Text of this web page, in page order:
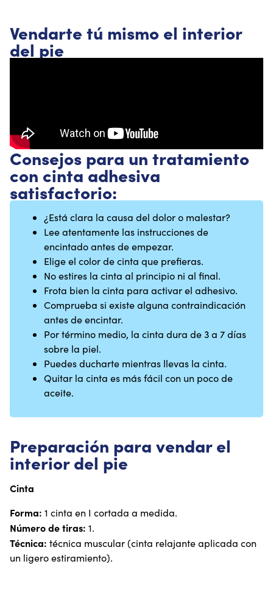
Vendarte tú mismo el interior
del pie
Consejos para un tratamiento
con cinta adhesiva
satisfactorio:
¿Está clara la causa del dolor o malestar?
Lee atentamente las instrucciones de
encintado antes de empezar.
Elige el color de cinta que prefieras.
No estires la cinta al principio ni al final.
Frota bien la cinta para activar el adhesivo.
Comprueba si existe alguna contraindicación
antes de encintar.
Por término medio, la cinta dura de 3 a 7 días
sobre la piel.
Puedes ducharte mientras llevas la cinta.
Quitar la cinta es más fácil con un poco de
aceite.
Preparación para vendar el
interior del pie
Cinta
Forma: 1 cinta en I cortada a medida.
Número de tiras: 1.
Técnica: técnica muscular (cinta relajante aplicada con
un ligero estiramiento).